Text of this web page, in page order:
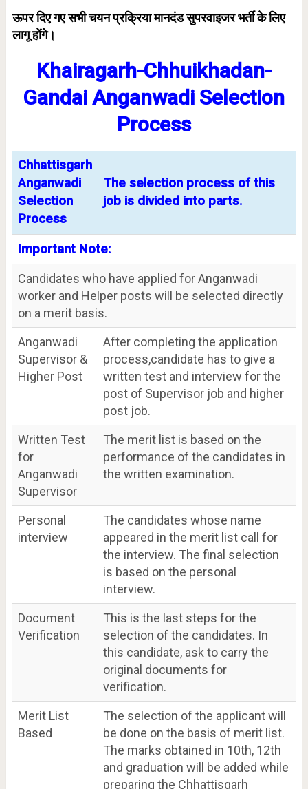
ऊपर दिए गए सभी चयन प्रक्रिया मानदंड सुपरवाइजर भर्ती के लिए
लागू होंगे।
Khairagarh-Chhuikhadan-
Gandai Anganwadi Selection
Process
Chhattisgarh
Anganwadi
Selection
Process
The selection process of this
job is divided into parts.
Important Note:
Candidates who have applied for Anganwadi
worker and Helper posts will be selected directly
on a merit basis.
Anganwadi
Supervisor &
Higher Post
After completing the application
process,candidate has to give a
written test and interview for the
post of Supervisor job and higher
post job.
Written Test
for
Anganwadi
Supervisor
The merit list is based on the
performance of the candidates in
the written examination.
Personal
interview
The candidates whose name
appeared in the merit list call for
the interview. The final selection
is based on the personal
interview.
Document
Verification
This is the last steps for the
selection of the candidates. In
this candidate, ask to carry the
original documents for
verification.
Merit List
Based
The selection of the applicant will
be done on the basis of merit list.
The marks obtained in 10th, 12th
and graduation will be added while
preparing the Chhattisgarh